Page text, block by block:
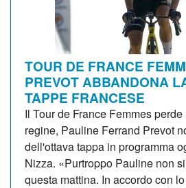
TOUR DE FRANCE
PREVOT ABBANDONA
TAPPE FRANCESE
Il Tour de France Femmes
regine, Pauline Ferrand Prevot
dell'ottava tappa in programma
Nizza. «Purtroppo Pauline non
questa mattina. In accordo con